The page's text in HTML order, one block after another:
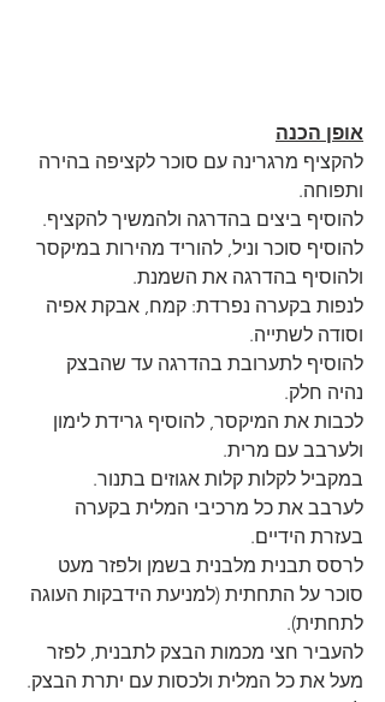
אופן הכנה
להקציף מרגרינה עם סוכר לקציפה בהירה
ותפוחה.
להוסיף ביצים בהדרגה ולהמשיך להקציף.
להוסיף סוכר וניל, להוריד מהירות במיקסר
ולהוסיף בהדרגה את השמנת.
לנפות בקערה נפרדת: קמח, אבקת אפיה
וסודה לשתייה.
להוסיף לתערובת בהדרגה עד שהבצק
נהיה חלק.
לכבות את המיקסר, להוסיף גרידת לימון
ולערבב עם מרית.
במקביל לקלות קלות אגוזים בתנור.
לערבב את כל מרכיבי המלית בקערה
בעזרת הידיים.
לרסס תבנית מלבנית בשמן ולפזר מעט
סוכר על התחתית (למניעת הידבקות העוגה
לתחתית).
להעביר חצי מכמות הבצק לתבנית, לפזר
מעל את כל המלית ולכסות עם יתרת הבצק.